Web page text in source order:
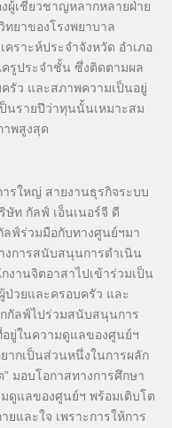
ผู้เชี่ยวชาญหลากหลายฝ่าย
ยาของโรงพยาบาล
ราะห์ประจำจังหวัด อำเภอ
รูประจำชั้น ซึ่งติดตามผล
รัว และสภาพความเป็นอยู่
นรายปีว่าทุนนั้นเหมาะสม
าพสูงสุด
ารใหญ่ สายงานธุรกิจระบบ
ท กัลฟ์ เอ็นเนอร์จี ดี
ลฟ์ร่วมมือกับทางศูนย์ฯมา
งการสนับสนุนการดำเนิน
านจิตอาสาไปเข้าร่วมเป็น
ป่วยและครอบครัว และ
กัลฟ์ไปร่วมสนับสนุนการ
อยู่ในความดูแลของศูนย์ฯ
ากเป็นส่วนหนึ่งในการผลัก
มอบโอกาสทางการศึกษา
ดูแลของศูนย์ฯ พร้อมเติบโต
และใจ เพราะการให้การ